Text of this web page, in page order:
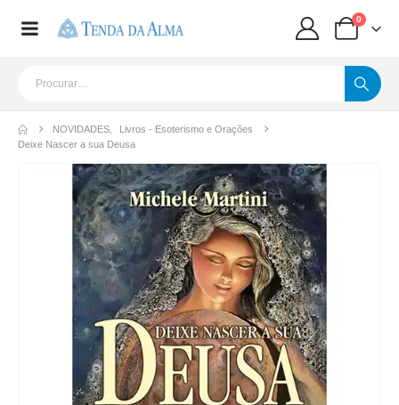
0
NOVIDADES
Livros - Esoterismo e Orações
Deixe Nascer a sua Deusa